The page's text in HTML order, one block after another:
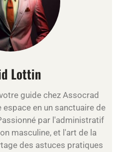
Lottin
guide chez Assocrad
en un sanctuaire de
par l'administratif
masculine, et l'art de la
des astuces pratiques